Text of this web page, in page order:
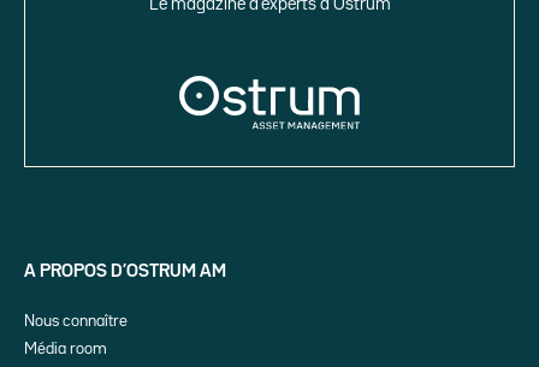
Le magazine d’experts d’Ostrum
A PROPOS D’OSTRUM AM
Nous connaître
Média room